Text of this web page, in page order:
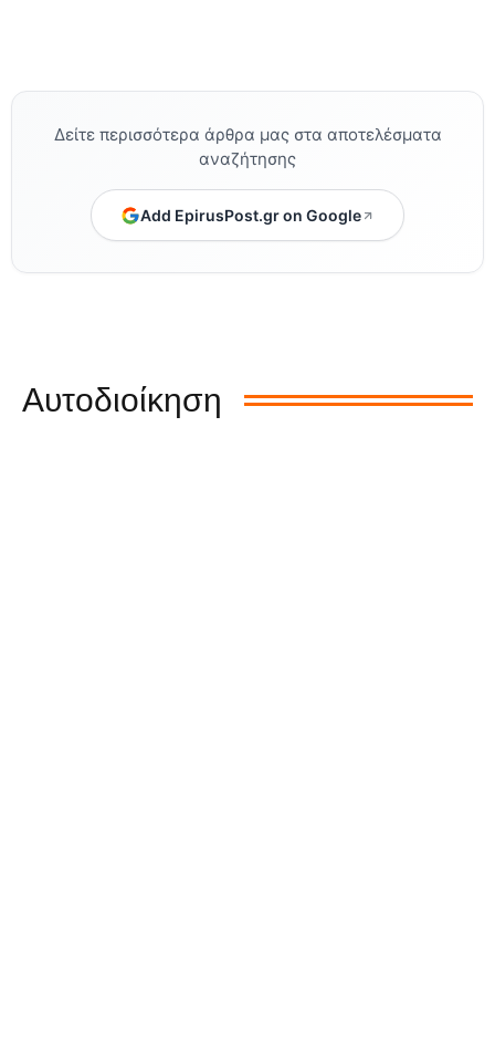
Δείτε περισσότερα άρθρα μας στα αποτελέσματα
αναζήτησης
Add EpirusPost.gr on Google
Αυτοδιοίκηση